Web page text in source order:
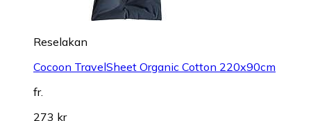
Reselakan
Cocoon TravelSheet Organic Cotton 220x90cm
fr.
273 kr